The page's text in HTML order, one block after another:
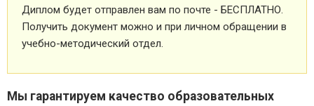
Диплом будет отправлен вам по почте - БЕСПЛАТНО.
Получить документ можно и при личном обращении в
учебно-методический отдел.
Мы гарантируем качество образовательных